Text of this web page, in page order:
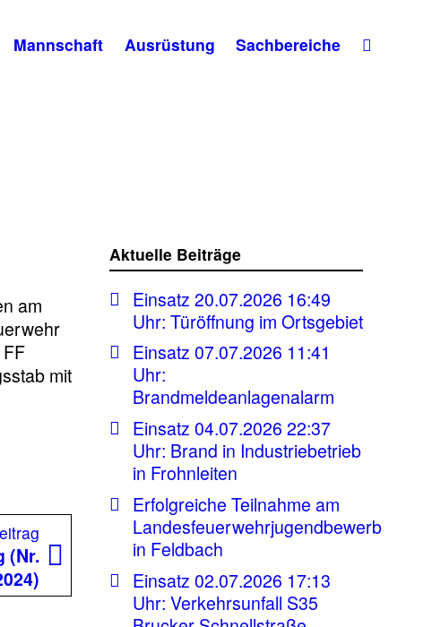
Mannschaft Ausrüstung Sachbereiche
am
mit
Beitrag:
(Nr.
Aktuelle Beiträge
Einsatz 20.07.2026 16:49
Uhr: Türöffnung im Ortsgebiet
Einsatz 07.07.2026 11:41
Uhr:
Brandmeldeanlagenalarm
Einsatz 04.07.2026 22:37
Uhr: Brand in Industriebetrieb
in Frohnleiten
Erfolgreiche Teilnahme am
Landesfeuerwehrjugendbewerb
in Feldbach
Einsatz 02.07.2026 17:13
Uhr: Verkehrsunfall S35